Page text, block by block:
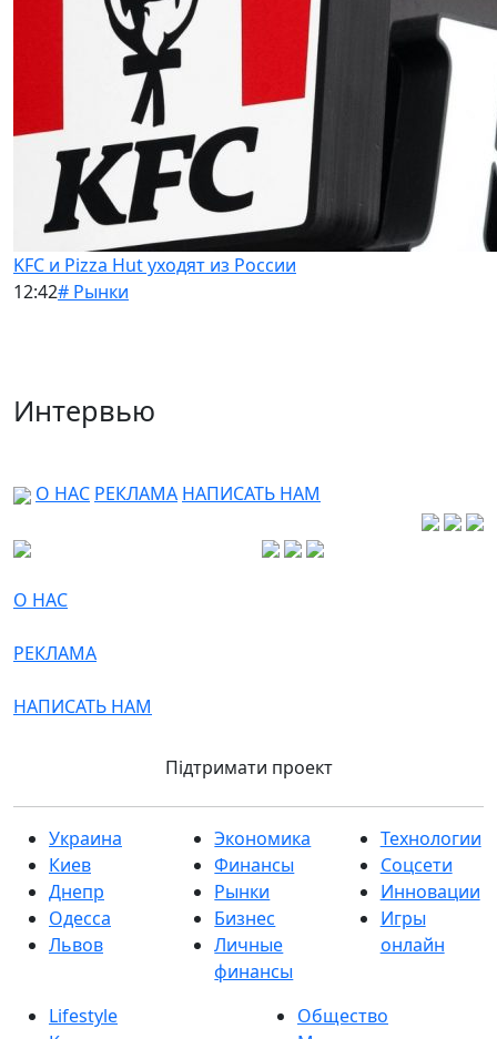
KFC и Pizza Hut уходят из России
12:42# Рынки
Интервью
О НАС РЕКЛАМА НАПИСАТЬ НАМ
О НАС
РЕКЛАМА
НАПИСАТЬ НАМ
Підтримати проект
Украина
Киев
Днепр
Одесса
Львов
Экономика
Финансы
Рынки
Бизнес
Личные
финансы
Технологии
Соцсети
Инновации
Игры
онлайн
Lifestyle
Общество